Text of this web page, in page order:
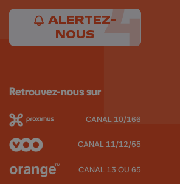
ALERTEZ-
NOUS
Retrouvez-nous sur
CANAL 10/166
CANAL 11/12/55
CANAL 13 OU 65